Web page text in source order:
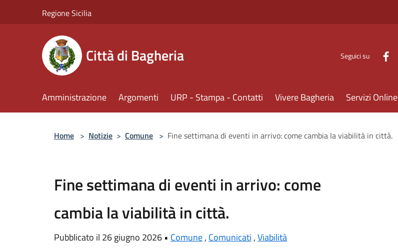
Regione Sicilia
Città di Bagheria Seguici su
Amministrazione Argomenti URP - Stampa - Contatti Vivere Bagheria Servizi Online
Home > Notizie > Comune > Fine settimana di eventi in arrivo: come cambia la viabilità in città.
Fine settimana di eventi in arrivo: come
cambia la viabilità in città.
Pubblicato il 26 giugno 2026 • Comune, Comunicati ,Viabilità